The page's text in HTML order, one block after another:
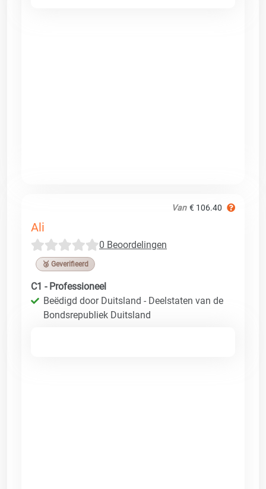
Van € 106.40
Ali
0 Beoordelingen
🥉 Geverifieerd
C1 - Professioneel
Beëdigd door Duitsland - Deelstaten van de
Bondsrepubliek Duitsland